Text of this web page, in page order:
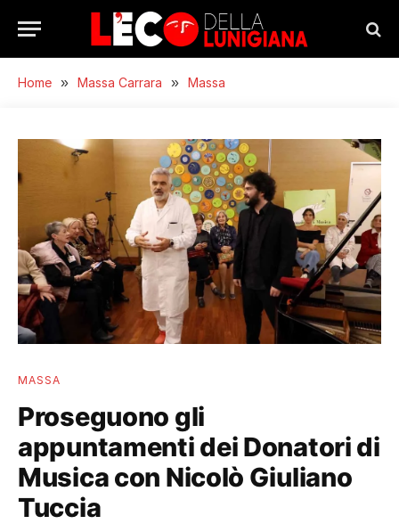
Home » Massa Carrara » Massa
MASSA
Proseguono gli
appuntamenti dei Donatori di
Musica con Nicolò Giuliano
Tuccia